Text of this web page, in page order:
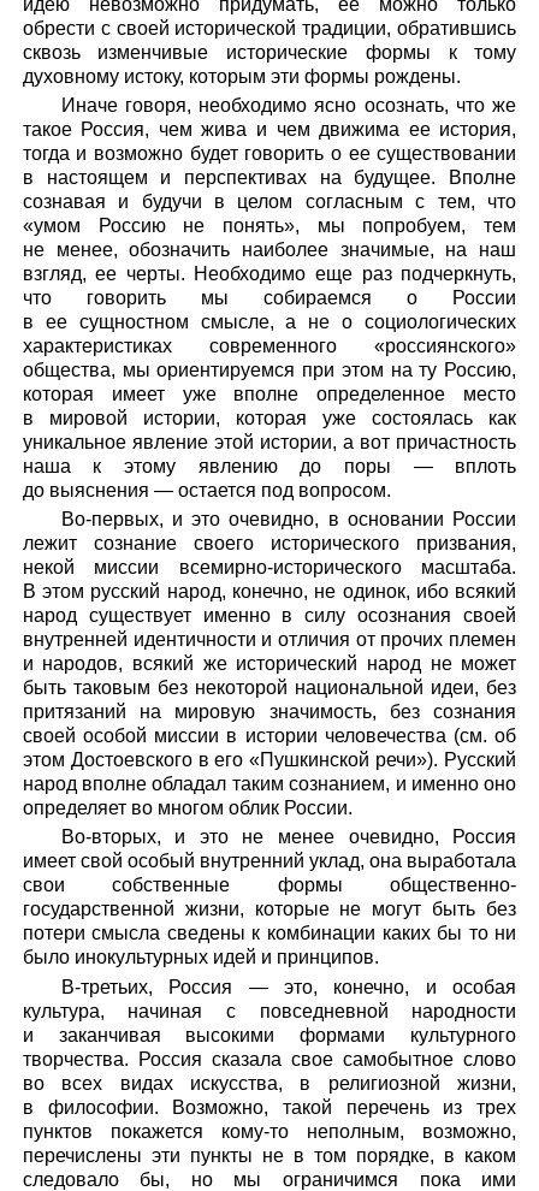
обрести с своей исторической традиции, обратившись
сквозь изменчивые исторические формы к тому
духовному истоку, которым эти формы рождены.
Иначе говоря, необходимо ясно осознать, что же
такое Россия, чем жива и чем движима ее история,
тогда и возможно будет говорить о ее существовании
в настоящем и перспективах на будущее. Вполне
сознавая и будучи в целом согласным с тем, что
«умом Россию не понять», мы попробуем, тем
не менее, обозначить наиболее значимые, на наш
взгляд, ее черты. Необходимо еще раз подчеркнуть,
что говорить мы собираемся о России
в ее сущностном смысле, а не о социологических
характеристиках современного «россиянского»
общества, мы ориентируемся при этом на ту Россию,
которая имеет уже вполне определенное место
в мировой истории, которая уже состоялась как
уникальное явление этой истории, а вот причастность
наша к этому явлению до поры — вплоть
до выяснения — остается под вопросом.
Во-первых, и это очевидно, в основании России
лежит сознание своего исторического призвания,
некой миссии всемирно-исторического масштаба.
В этом русский народ, конечно, не одинок, ибо всякий
народ существует именно в силу осознания своей
внутренней идентичности и отличия от прочих племен
и народов, всякий же исторический народ не может
быть таковым без некоторой национальной идеи, без
притязаний на мировую значимость, без сознания
своей особой миссии в истории человечества (см. об
этом Достоевского в его «Пушкинской речи»). Русский
народ вполне обладал таким сознанием, и именно оно
определяет во многом облик России.
Во-вторых, и это не менее очевидно, Россия
имеет свой особый внутренний уклад, она выработала
свои собственные формы общественно-
государственной жизни, которые не могут быть без
потери смысла сведены к комбинации каких бы то ни
было инокультурных идей и принципов.
В-третьих, Россия — это, конечно, и особая
культура, начиная с повседневной народности
и заканчивая высокими формами культурного
творчества. Россия сказала свое самобытное слово
во всех видах искусства, в религиозной жизни,
в философии. Возможно, такой перечень из трех
пунктов покажется кому-то неполным, возможно,
перечислены эти пункты не в том порядке, в каком
следовало бы, но мы ограничимся пока ими